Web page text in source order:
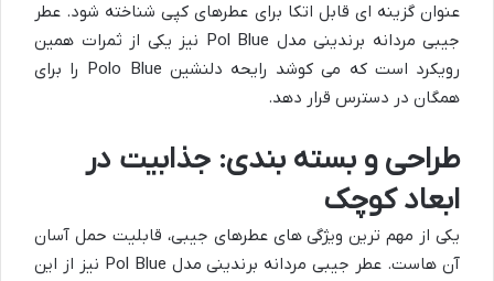
عنوان گزینه ای قابل اتکا برای عطرهای کپی شناخته شود. عطر
جیبی مردانه برندینی مدل Pol Blue نیز یکی از ثمرات همین
رویکرد است که می کوشد رایحه دلنشین Polo Blue را برای
همگان در دسترس قرار دهد.
طراحی و بسته بندی: جذابیت در
ابعاد کوچک
یکی از مهم ترین ویژگی های عطرهای جیبی، قابلیت حمل آسان
آن هاست. عطر جیبی مردانه برندینی مدل Pol Blue نیز از این